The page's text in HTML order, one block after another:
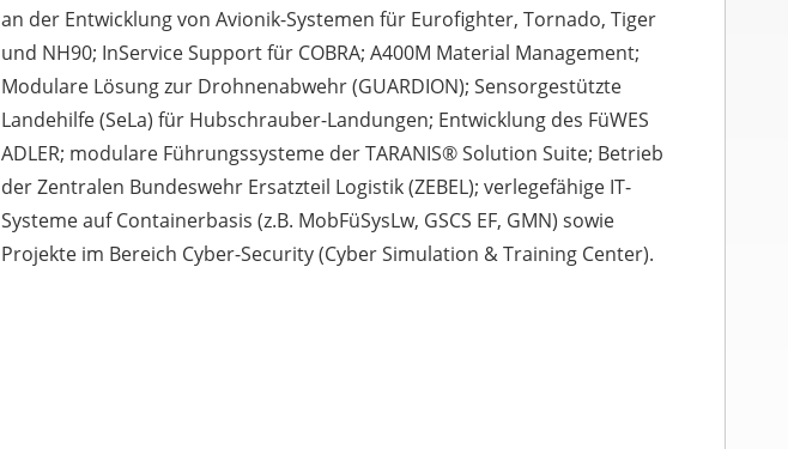
an der Entwicklung von Avionik-Systemen für Eurofighter, Tornado, Tiger
und NH90; InService Support für COBRA; A400M Material Management;
Modulare Lösung zur Drohnenabwehr (GUARDION); Sensorgestützte
Landehilfe (SeLa) für Hubschrauber-Landungen; Entwicklung des FüWES
ADLER; modulare Führungssysteme der TARANIS® Solution Suite; Betrieb
der Zentralen Bundeswehr Ersatzteil Logistik (ZEBEL); verlegefähige IT-
Systeme auf Containerbasis (z.B. MobFüSysLw, GSCS EF, GMN) sowie
Projekte im Bereich Cyber-Security (Cyber Simulation & Training Center).